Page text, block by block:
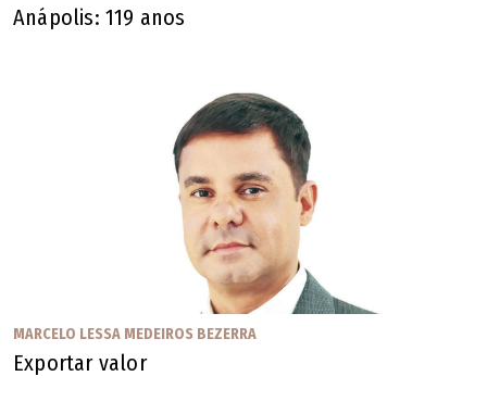
Anápolis: 119 anos
MARCELO LESSA MEDEIROS BEZERRA
Exportar valor